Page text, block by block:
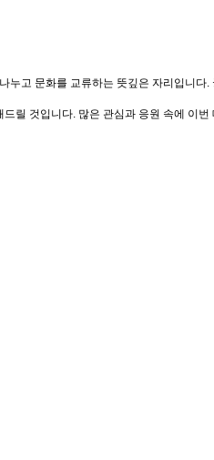
고 문화를 교류하는 뜻깊은 자리입니
릴 것입니다. 많은 관심과 응원 속에 이